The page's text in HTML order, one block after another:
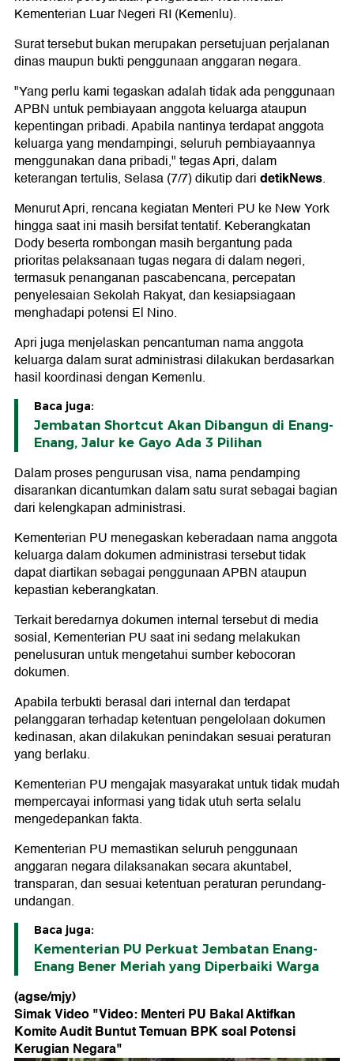
Kementerian Luar Negeri RI (Kemenlu).
Surat tersebut bukan merupakan persetujuan perjalanan
dinas maupun bukti penggunaan anggaran negara.
"Yang perlu kami tegaskan adalah tidak ada penggunaan
APBN untuk pembiayaan anggota keluarga ataupun
kepentingan pribadi. Apabila nantinya terdapat anggota
keluarga yang mendampingi, seluruh pembiayaannya
menggunakan dana pribadi," tegas Apri, dalam
keterangan tertulis, Selasa (7/7) dikutip daridetikNews.
Menurut Apri, rencana kegiatan Menteri PU ke New York
hingga saat ini masih bersifat tentatif. Keberangkatan
Dody beserta rombongan masih bergantung pada
prioritas pelaksanaan tugas negara di dalam negeri,
termasuk penanganan pascabencana, percepatan
penyelesaian Sekolah Rakyat, dan kesiapsiagaan
menghadapi potensi El Nino.
Apri juga menjelaskan pencantuman nama anggota
keluarga dalam surat administrasi dilakukan berdasarkan
hasil koordinasi dengan Kemenlu.
Baca juga:
Jembatan Shortcut Akan Dibangun di Enang-
Enang, Jalur ke Gayo Ada 3 Pilihan
Dalam proses pengurusan visa, nama pendamping
disarankan dicantumkan dalam satu surat sebagai bagian
dari kelengkapan administrasi.
Kementerian PU menegaskan keberadaan nama anggota
keluarga dalam dokumen administrasi tersebut tidak
dapat diartikan sebagai penggunaan APBN ataupun
kepastian keberangkatan.
Terkait beredarnya dokumen internal tersebut di media
sosial, Kementerian PU saat ini sedang melakukan
penelusuran untuk mengetahui sumber kebocoran
dokumen.
Apabila terbukti berasal dari internal dan terdapat
pelanggaran terhadap ketentuan pengelolaan dokumen
kedinasan, akan dilakukan penindakan sesuai peraturan
yang berlaku.
Kementerian PU mengajak masyarakat untuk tidak mudah
mempercayai informasi yang tidak utuh serta selalu
mengedepankan fakta.
Kementerian PU memastikan seluruh penggunaan
anggaran negara dilaksanakan secara akuntabel,
transparan, dan sesuai ketentuan peraturan perundang-
undangan.
Baca juga:
Kementerian PU Perkuat Jembatan Enang-
Enang Bener Meriah yang Diperbaiki Warga
(agse/mjy)
Simak Video "Video: Menteri PU Bakal Aktifkan
Komite Audit Buntut Temuan BPK soal Potensi
Kerugian Negara"